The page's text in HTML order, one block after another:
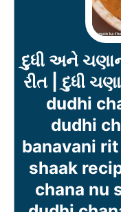
દુધી અને
રીત | દુધી
dudhi
dudhi
banavani
shaak
chana nu